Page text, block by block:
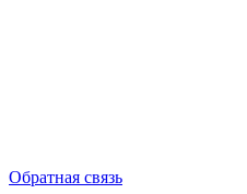
Обратная связь